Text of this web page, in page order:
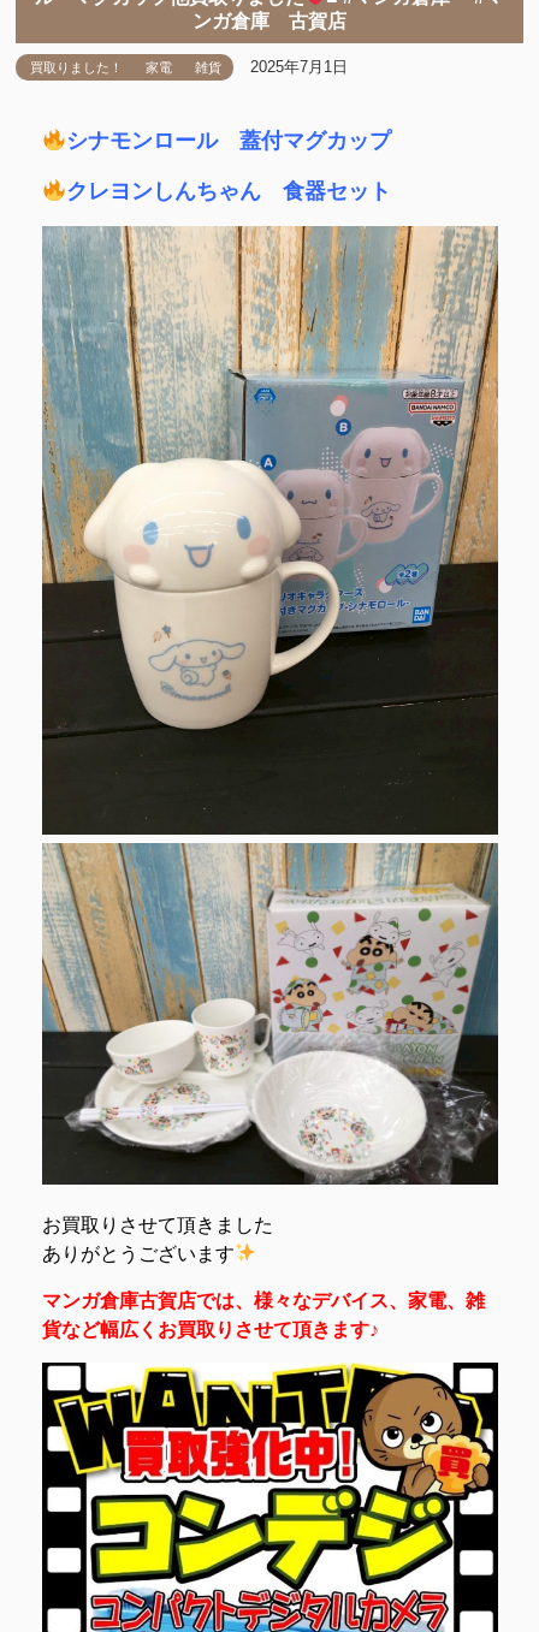
ンガ倉庫 古賀店
買取りました！ 家電 雑貨 2025年7月1日
シナモンロール 蓋付マグカップ
クレヨンしんちゃん 食器セット
お買取りさせて頂きました
ありがとうございます
マンガ倉庫古賀店では、様々なデバイス、家電、雑
貨など幅広くお買取りさせて頂きます♪